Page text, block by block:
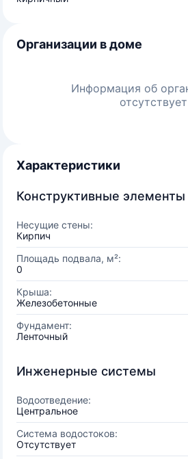
Организации в доме
Информация об
отсутствует
Характеристики
Конструктивные элементы
Несущие стены:
Кирпич
Площадь подвала, м²:
0
Крыша:
Железобетонные
Фундамент:
Ленточный
Инженерные системы
Водоотведение:
Центральное
Система водостоков:
Отсутствует